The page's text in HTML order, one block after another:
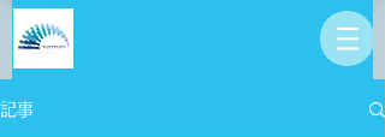
記事